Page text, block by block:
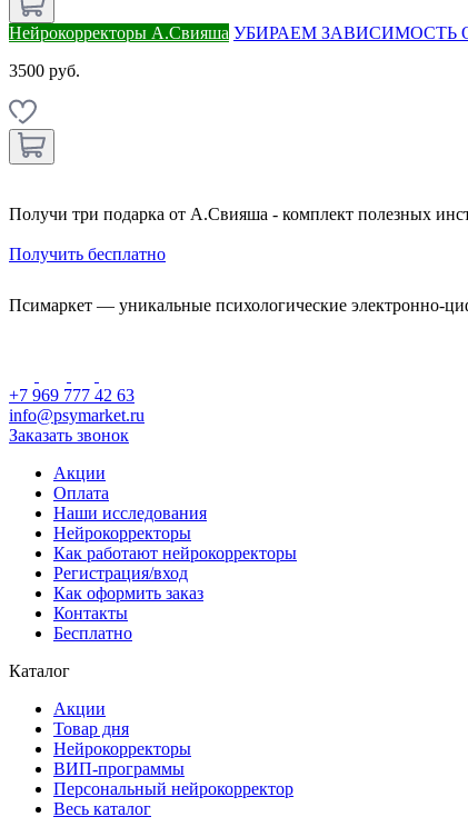
Нейрокорректоры А.Свияша УБИРАЕМ ЗАВИСИМОСТЬ
3500 руб.
Получи три подарка от А.Свияша - комплект полезных
Получить бесплатно
Псимаркет — уникальные психологические электронно-
+7 969 777 42 63
info@psymarket.ru
Заказать звонок
Акции
Оплата
Наши исследования
Нейрокорректоры
Как работают нейрокорректоры
Регистрация/вход
Как оформить заказ
Контакты
Бесплатно
Каталог
Акции
Товар дня
Нейрокорректоры
ВИП-программы
Персональный нейрокорректор
Весь каталог